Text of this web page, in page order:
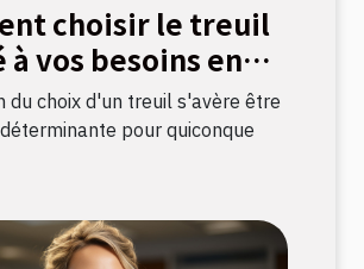
choisir le treuil
à vos besoins en
du choix d'un treuil s'avère être
pour quiconque